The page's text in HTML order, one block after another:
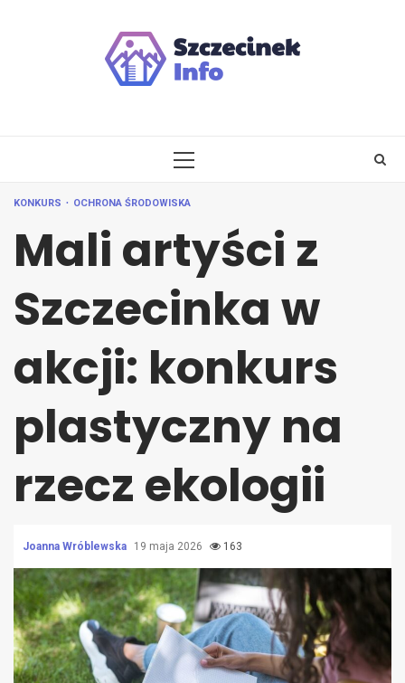
PRIMARY
KONKURS OCHRONA ŚRODOWISKA
Mali artyści z
Szczecinka w
akcji: konkurs
plastyczny na
rzecz ekologii
Joanna Wróblewska 19 maja 2026 163